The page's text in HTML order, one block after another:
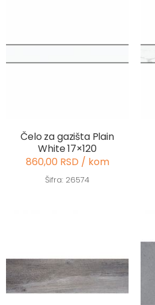
Čelo za gazišta Plain
White 17×120
860,00 RSD / kom
Šifra: 26574